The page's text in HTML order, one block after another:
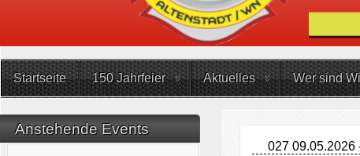
Startseite 150 Jahrfeier Aktuelles Wer sind
Anstehende Events
027 09.05.2026